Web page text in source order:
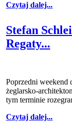
Czytaj dalej...
Stefan
Regaty...
Poprzedni weekend
żeglarsko-
tym terminie
Czytaj dalej...